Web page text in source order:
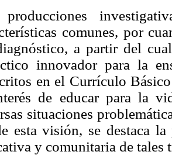
comunes, por
a partir del
innovador para la
en el Currículo
de educar para la
situaciones
esta visión, se destaca
y comunitaria de tales